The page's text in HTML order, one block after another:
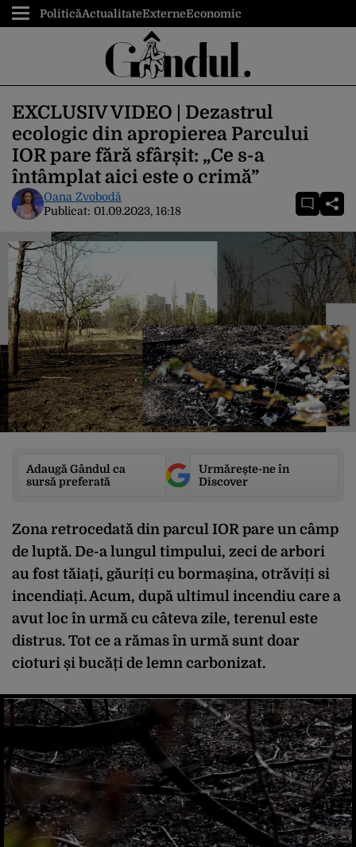
PoliticăActualitateExterneEconomic
EXCLUSIV VIDEO | Dezastrul
ecologic din apropierea Parcului
IOR pare fără sfârșit: „Ce s-a
întâmplat aici este o crimă”
Oana Zvobodă
Publicat: 01.09.2023, 16:18
Adaugă Gândul ca
sursă preferată
Urmărește-ne în
Discover
Zona retrocedată din parcul IOR pare un câmp
de luptă. De-a lungul timpului, zeci de arbori
au fost tăiați, găuriți cu bormașina, otrăviți si
incendiați. Acum, după ultimul incendiu care a
avut loc în urmă cu câteva zile, terenul este
distrus. Tot ce a rămas în urmă sunt doar
cioturi și bucăți de lemn carbonizat.